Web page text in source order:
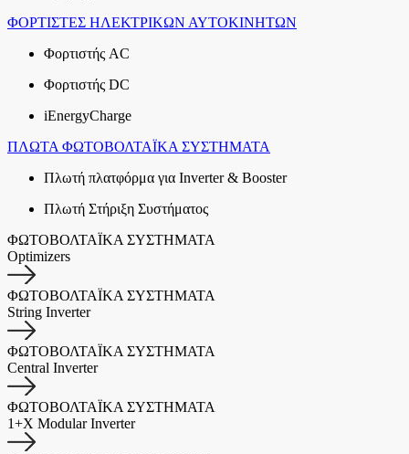
ΦΟΡΤΙΣΤΕΣ ΗΛΕΚΤΡΙΚΩΝ ΑΥΤΟΚΙΝΗΤΩΝ
Φορτιστής AC
Φορτιστής DC
iEnergyCharge
ΠΛΩΤΑ ΦΩΤΟΒΟΛΤΑΪΚΑ ΣΥΣΤΗΜΑΤΑ
Πλωτή πλατφόρμα για Inverter & Booster
Πλωτή Στήριξη Συστήματος
ΦΩΤΟΒΟΛΤΑΪΚΑ ΣΥΣΤΗΜΑΤΑ
Optimizers
ΦΩΤΟΒΟΛΤΑΪΚΑ ΣΥΣΤΗΜΑΤΑ
String Inverter
ΦΩΤΟΒΟΛΤΑΪΚΑ ΣΥΣΤΗΜΑΤΑ
Central Inverter
ΦΩΤΟΒΟΛΤΑΪΚΑ ΣΥΣΤΗΜΑΤΑ
1+X Modular Inverter